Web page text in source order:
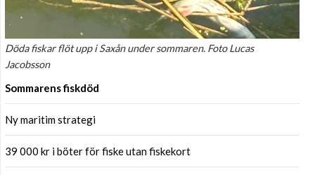
Döda fiskar flöt upp i Saxån under sommaren. Foto Lucas
Jacobsson
Sommarens fiskdöd
Ny maritim strategi
39 000 kr i böter för fiske utan fiskekort